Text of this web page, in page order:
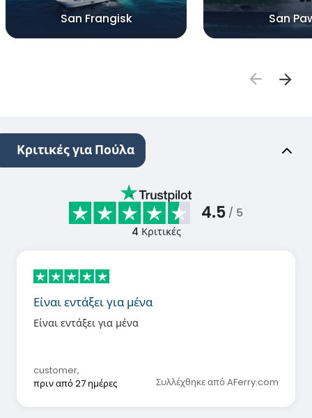
San Frangisk San
Κριτικές για Πούλα
4.5 / 5
4 Κριτικές
Είναι εντάξει για μένα
Είναι εντάξει για μένα
customer,
πριν από 27 ημέρες
Συλλέχθηκε από AFerry.com